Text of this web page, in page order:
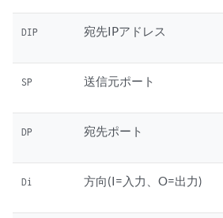
DIP 宛先IPアドレス
SP 送信元ポート
DP 宛先ポート
Di 方向(I=入力、O=出力)